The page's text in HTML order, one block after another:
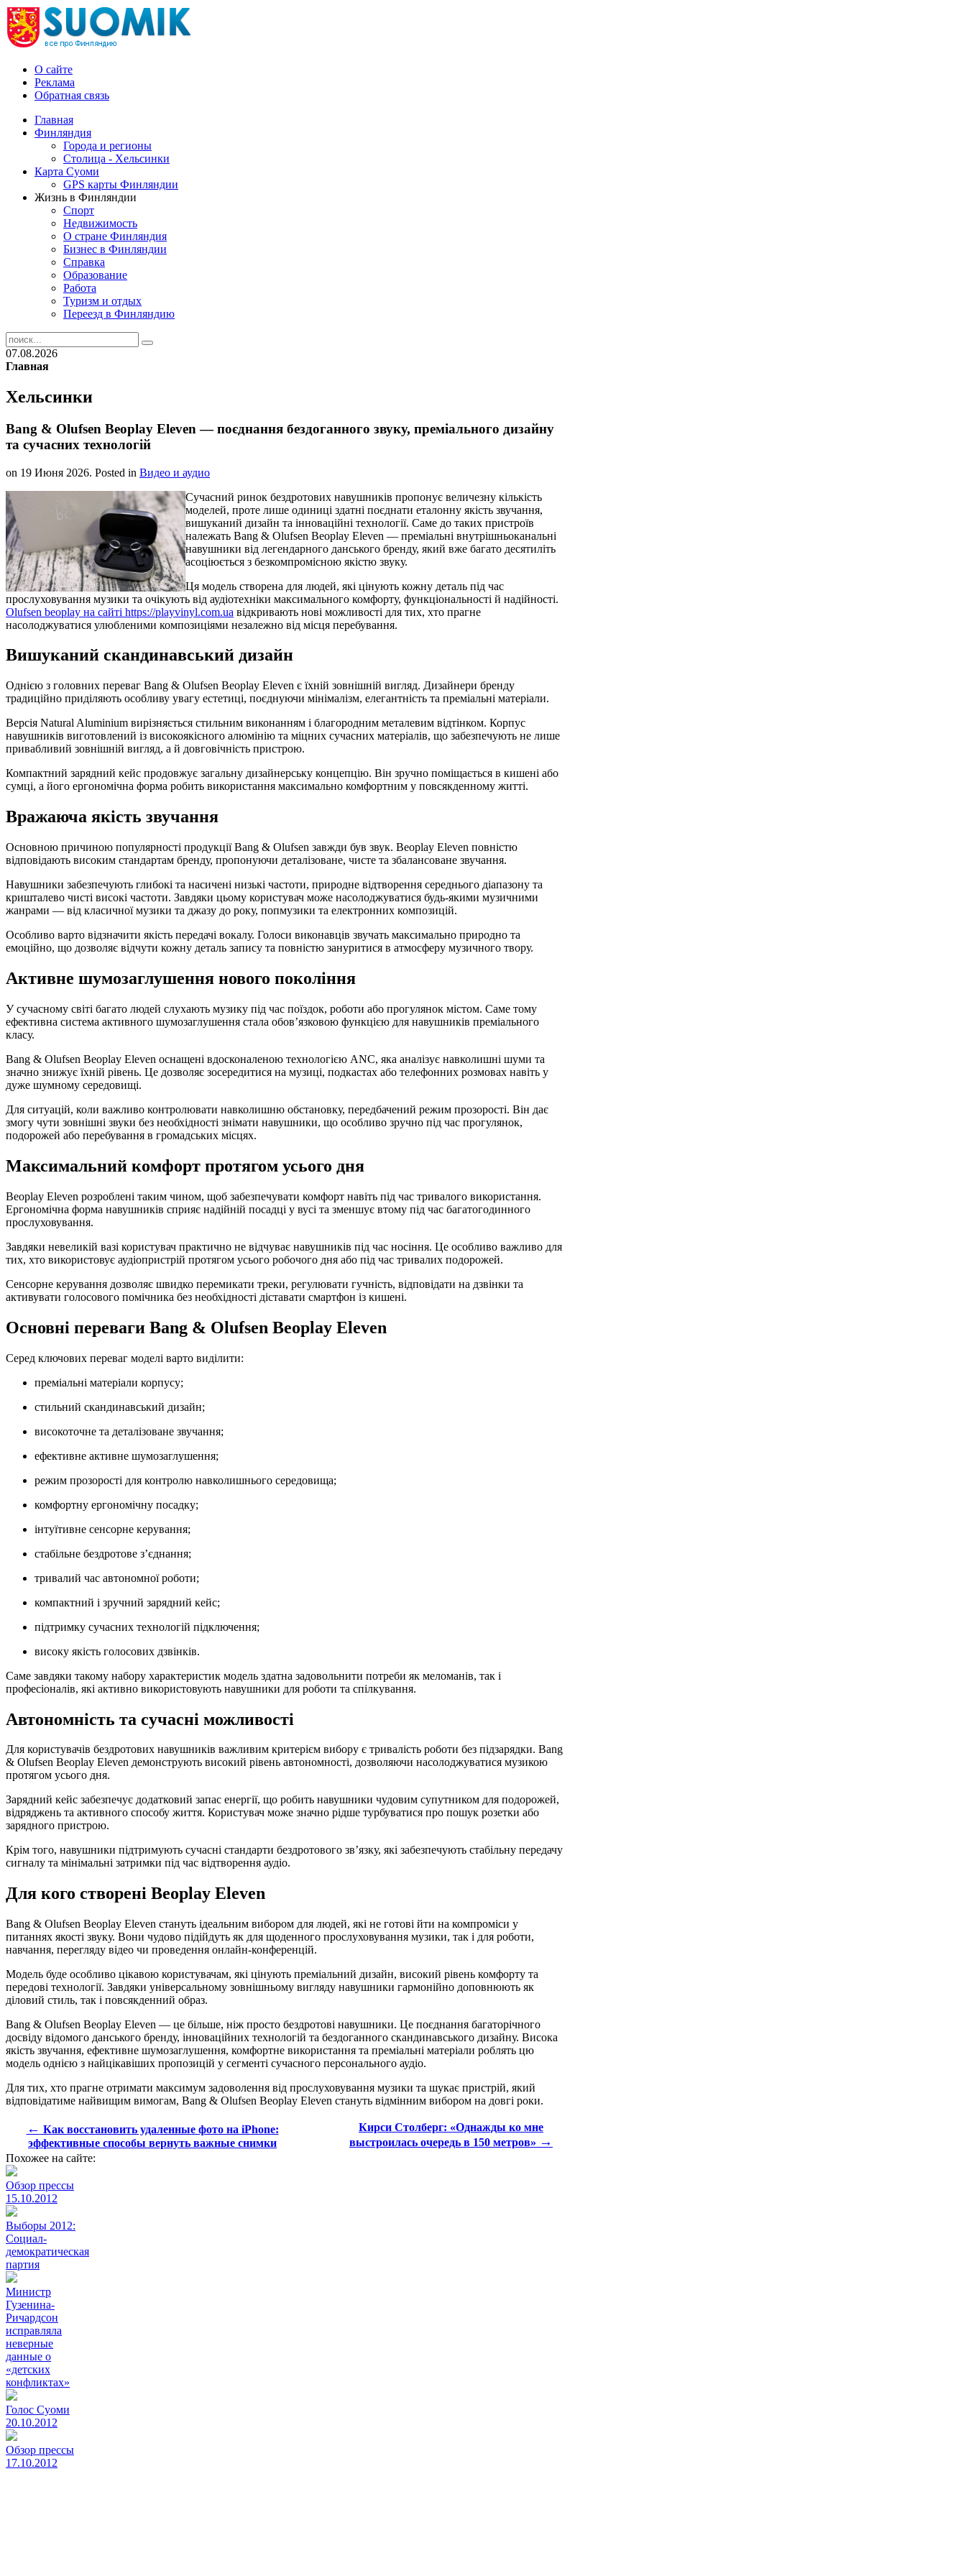
О сайте
Реклама
Обратная связь
Главная
Финляндия
Города и регионы
Столица - Хельсинки
Карта Суоми
GPS карты Финляндии
Жизнь в Финляндии
Спорт
Недвижимость
О стране Финляндия
Бизнес в Финляндии
Справка
Образование
Работа
Туризм и отдых
Переезд в Финляндию
07.08.2026
Главная
Хельсинки
Bang & Olufsen Beoplay Eleven — поєднання бездоганного звуку, преміального дизайну
та сучасних технологій
on 19 Июня 2026. Posted in Видео и аудио
Сучасний ринок бездротових навушників пропонує величезну кількість
моделей, проте лише одиниці здатні поєднати еталонну якість звучання,
вишуканий дизайн та інноваційні технології. Саме до таких пристроїв
належать Bang & Olufsen Beoplay Eleven — преміальні внутрішньоканальні
навушники від легендарного данського бренду, який вже багато десятиліть
асоціюється з безкомпромісною якістю звуку.
Ця модель створена для людей, які цінують кожну деталь під час
прослуховування музики та очікують від аудіотехніки максимального комфорту, функціональності й надійності.
Olufsen beoplay на сайті https://playvinyl.com.ua відкривають нові можливості для тих, хто прагне
насолоджуватися улюбленими композиціями незалежно від місця перебування.
Вишуканий скандинавський дизайн
Однією з головних переваг Bang & Olufsen Beoplay Eleven є їхній зовнішній вигляд. Дизайнери бренду
традиційно приділяють особливу увагу естетиці, поєднуючи мінімалізм, елегантність та преміальні матеріали.
Версія Natural Aluminium вирізняється стильним виконанням і благородним металевим відтінком. Корпус
навушників виготовлений із високоякісного алюмінію та міцних сучасних матеріалів, що забезпечують не лише
привабливий зовнішній вигляд, а й довговічність пристрою.
Компактний зарядний кейс продовжує загальну дизайнерську концепцію. Він зручно поміщається в кишені або
сумці, а його ергономічна форма робить використання максимально комфортним у повсякденному житті.
Вражаюча якість звучання
Основною причиною популярності продукції Bang & Olufsen завжди був звук. Beoplay Eleven повністю
відповідають високим стандартам бренду, пропонуючи деталізоване, чисте та збалансоване звучання.
Навушники забезпечують глибокі та насичені низькі частоти, природне відтворення середнього діапазону та
кришталево чисті високі частоти. Завдяки цьому користувач може насолоджуватися будь-якими музичними
жанрами — від класичної музики та джазу до року, попмузики та електронних композицій.
Особливо варто відзначити якість передачі вокалу. Голоси виконавців звучать максимально природно та
емоційно, що дозволяє відчути кожну деталь запису та повністю зануритися в атмосферу музичного твору.
Активне шумозаглушення нового покоління
У сучасному світі багато людей слухають музику під час поїздок, роботи або прогулянок містом. Саме тому
ефективна система активного шумозаглушення стала обов’язковою функцією для навушників преміального
класу.
Bang & Olufsen Beoplay Eleven оснащені вдосконаленою технологією ANC, яка аналізує навколишні шуми та
значно знижує їхній рівень. Це дозволяє зосередитися на музиці, подкастах або телефонних розмовах навіть у
дуже шумному середовищі.
Для ситуацій, коли важливо контролювати навколишню обстановку, передбачений режим прозорості. Він дає
змогу чути зовнішні звуки без необхідності знімати навушники, що особливо зручно під час прогулянок,
подорожей або перебування в громадських місцях.
Максимальний комфорт протягом усього дня
Beoplay Eleven розроблені таким чином, щоб забезпечувати комфорт навіть під час тривалого використання.
Ергономічна форма навушників сприяє надійній посадці у вусі та зменшує втому під час багатогодинного
прослуховування.
Завдяки невеликій вазі користувач практично не відчуває навушників під час носіння. Це особливо важливо для
тих, хто використовує аудіопристрій протягом усього робочого дня або під час тривалих подорожей.
Сенсорне керування дозволяє швидко перемикати треки, регулювати гучність, відповідати на дзвінки та
активувати голосового помічника без необхідності діставати смартфон із кишені.
Основні переваги Bang & Olufsen Beoplay Eleven
Серед ключових переваг моделі варто виділити:
преміальні матеріали корпусу;
стильний скандинавський дизайн;
високоточне та деталізоване звучання;
ефективне активне шумозаглушення;
режим прозорості для контролю навколишнього середовища;
комфортну ергономічну посадку;
інтуїтивне сенсорне керування;
стабільне бездротове з’єднання;
тривалий час автономної роботи;
компактний і зручний зарядний кейс;
підтримку сучасних технологій підключення;
високу якість голосових дзвінків.
Саме завдяки такому набору характеристик модель здатна задовольнити потреби як меломанів, так і
професіоналів, які активно використовують навушники для роботи та спілкування.
Автономність та сучасні можливості
Для користувачів бездротових навушників важливим критерієм вибору є тривалість роботи без підзарядки. Bang
& Olufsen Beoplay Eleven демонструють високий рівень автономності, дозволяючи насолоджуватися музикою
протягом усього дня.
Зарядний кейс забезпечує додатковий запас енергії, що робить навушники чудовим супутником для подорожей,
відряджень та активного способу життя. Користувач може значно рідше турбуватися про пошук розетки або
зарядного пристрою.
Крім того, навушники підтримують сучасні стандарти бездротового зв’язку, які забезпечують стабільну передачу
сигналу та мінімальні затримки під час відтворення аудіо.
Для кого створені Beoplay Eleven
Bang & Olufsen Beoplay Eleven стануть ідеальним вибором для людей, які не готові йти на компроміси у
питаннях якості звуку. Вони чудово підійдуть як для щоденного прослуховування музики, так і для роботи,
навчання, перегляду відео чи проведення онлайн-конференцій.
Модель буде особливо цікавою користувачам, які цінують преміальний дизайн, високий рівень комфорту та
передові технології. Завдяки універсальному зовнішньому вигляду навушники гармонійно доповнюють як
діловий стиль, так і повсякденний образ.
Bang & Olufsen Beoplay Eleven — це більше, ніж просто бездротові навушники. Це поєднання багаторічного
досвіду відомого данського бренду, інноваційних технологій та бездоганного скандинавського дизайну. Висока
якість звучання, ефективне шумозаглушення, комфортне використання та преміальні матеріали роблять цю
модель однією з найцікавіших пропозицій у сегменті сучасного персонального аудіо.
Для тих, хто прагне отримати максимум задоволення від прослуховування музики та шукає пристрій, який
відповідатиме найвищим вимогам, Bang & Olufsen Beoplay Eleven стануть відмінним вибором на довгі роки.
← Как восстановить удаленные фото на iPhone:
эффективные способы вернуть важные снимки
Кирси Столберг: «Однажды ко мне
выстроилась очередь в 150 метров» →
Похожее на сайте:
Обзор прессы
15.10.2012
Выборы 2012:
Социал-
демократическая
партия
Министр
Гузенина-
Ричардсон
исправляла
неверные
данные о
«детских
конфликтах»
Голос Суоми
20.10.2012
Обзор прессы
17.10.2012